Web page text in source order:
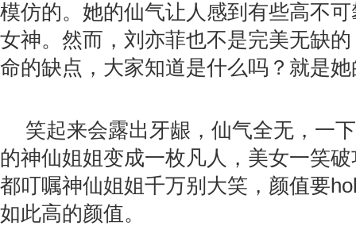
模仿的。她的仙气让人感到有些高不
女神。然而，刘亦菲也不是完美无缺
命的缺点，大家知道是什么吗？就是
笑起来会露出牙龈，仙气全无，一
的神仙姐姐变成一枚凡人，美女一笑
都叮嘱神仙姐姐千万别大笑，颜值要
如此高的颜值。